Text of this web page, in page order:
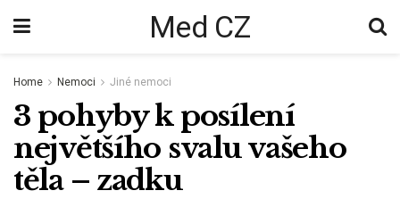
Med CZ
Home Nemoci Jiné nemoci
3 pohyby k posílení
největšího svalu vašeho
těla – zadku